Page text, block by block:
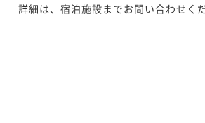
詳細は、宿泊施設までお問い合わせくだ